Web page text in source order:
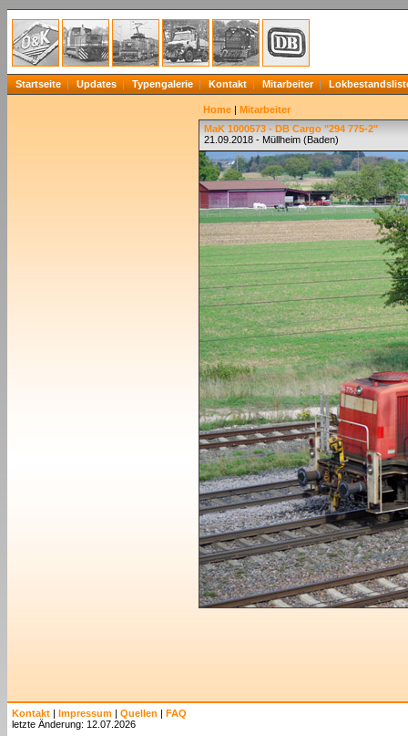
Startseite Updates Typengalerie Kontakt Mitarbeiter
Home | Mitarbeiter
MaK 1000573 - DB Cargo "294 775-2"
21.09.2018 - Müllheim (Baden)
Kontakt | Impressum | Quellen | FAQ
letzte Änderung: 12.07.2026